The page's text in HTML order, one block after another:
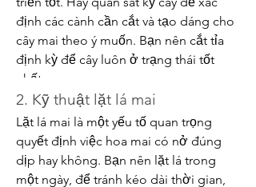
định các cành cần cắt và tạo dáng cho
cây mai theo ý muốn. Bạn nên cắt tỉa
định kỳ để cây luôn ở trạng thái tốt
nhất.
2. Kỹ thuật lặt lá mai
Lặt lá mai là một yếu tố quan trọng
quyết định việc hoa mai có nở đúng
dịp hay không. Bạn nên lặt lá trong
một ngày, để tránh kéo dài thời gian,